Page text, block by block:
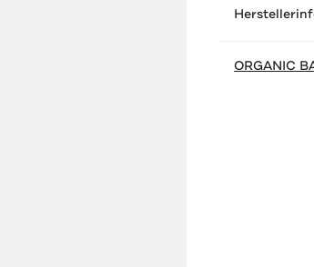
ORGANIC